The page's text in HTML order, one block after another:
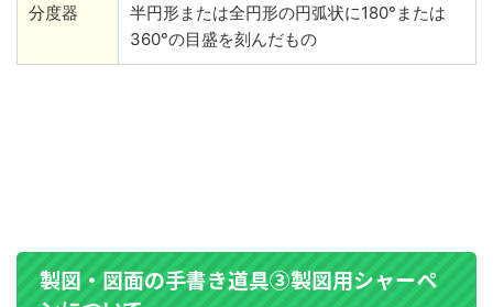
分度器
半円形または全円形の円弧状に180°または
360°の目盛を刻んだもの
製図・図面の手書き道具③製図用シャーペ